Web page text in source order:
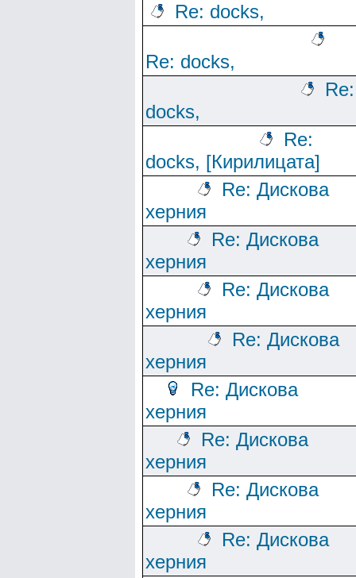
Re: docks,
Re: docks,
Re:
docks,
Re:
docks, [Кирилицата]
Re: Дискова
херния
Re: Дискова
херния
Re: Дискова
херния
Re: Дискова
херния
Re: Дискова
херния
Re: Дискова
херния
Re: Дискова
херния
Re: Дискова
херния